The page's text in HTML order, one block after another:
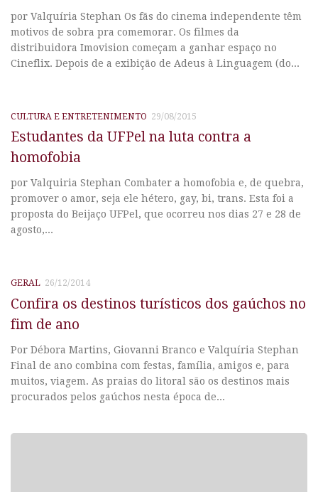
por Valquíria Stephan Os fãs do cinema independente têm
motivos de sobra pra comemorar. Os filmes da
distribuidora Imovision começam a ganhar espaço no
Cineflix. Depois de a exibição de Adeus à Linguagem (do...
CULTURA E ENTRETENIMENTO 29/08/2015
Estudantes da UFPel na luta contra a
homofobia
por Valquiria Stephan Combater a homofobia e, de quebra,
promover o amor, seja ele hétero, gay, bi, trans. Esta foi a
proposta do Beijaço UFPel, que ocorreu nos dias 27 e 28 de
agosto,...
GERAL 26/12/2014
Confira os destinos turísticos dos gaúchos no
fim de ano
Por Débora Martins, Giovanni Branco e Valquíria Stephan
Final de ano combina com festas, família, amigos e, para
muitos, viagem. As praias do litoral são os destinos mais
procurados pelos gaúchos nesta época de...